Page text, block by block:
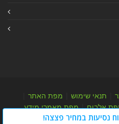
תנאי שימוש מפת האתר
אלבום|מפת מאמרי מידע
נסיעות במחיר פצצה!